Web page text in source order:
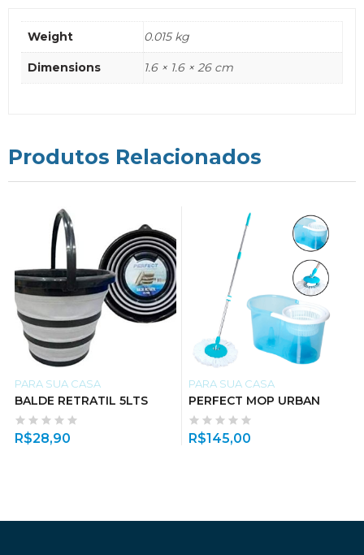
Weight 0.015 kg
Dimensions 1.6 × 1.6 × 26 cm
Produtos Relacionados
PARA SUA CASA
BALDE RETRATIL 5LTS
R$28,90
PARA SUA CASA
PERFECT MOP URBAN
R$145,00